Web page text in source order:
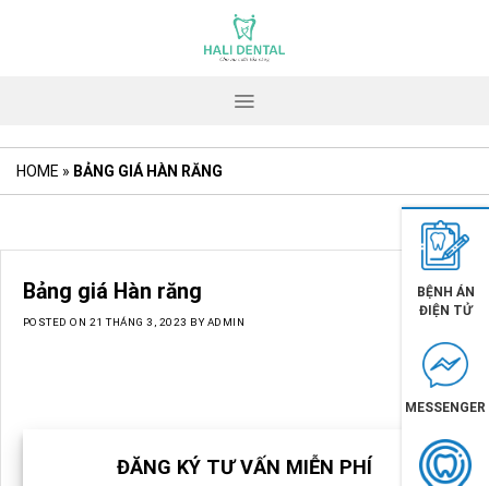
HOME » BẢNG GIÁ HÀN RĂNG
Bảng giá Hàn răng
POSTED ON 21 THÁNG 3, 2023 BYADMIN
ĐĂNG KÝ TƯ VẤN MIỄN PHÍ
BỆNH ÁN
ĐIỆN TỬ
MESSENGER